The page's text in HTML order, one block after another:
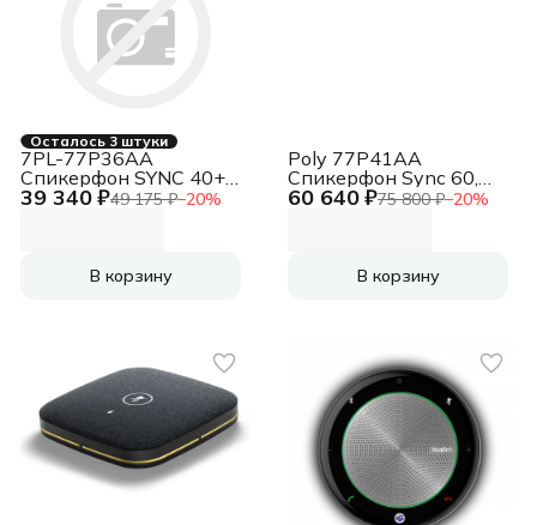
Осталось 3 штуки
39 340 ₽49 175 ₽−20%
7PL-77P36AA
Спикерфон SYNC 40+,
SY40-M USB-A/BT600
В корзину
60 640 ₽75 800 ₽−20%
Poly 77P41AA
Спикерфон Sync 60,
Sy60-M Ww
В корзину